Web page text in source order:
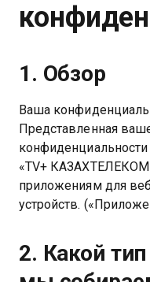
1. Обзор
Ваша
Представленная
конфиденциальности
«TV+
приложениям для
устройств.
2. Какой